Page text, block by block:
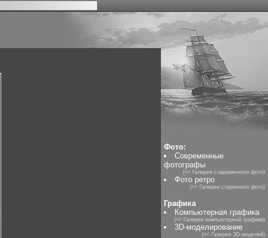
Фото:
Современные
фотографы
(<< Галерея современного фото)
Фото ретро
(<< Галереи старинного фото)
Графика
Компьютерная графика
(<< Галерея компьютерной графики)
3D-моделирование
(<< Галерея 3D-моделей)